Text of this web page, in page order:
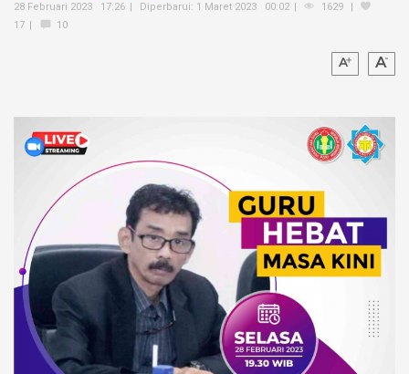
28 Februari 2023 17:26 Diperbarui: 1 Maret 2023 00:02
1629
17
10